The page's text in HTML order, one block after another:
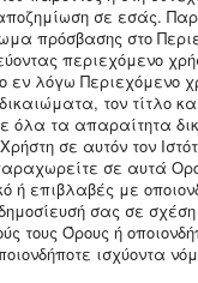
σε εσάς.
πρόσβασης στο
περιεχόμενο
εν λόγω Περιεχόμενο
τον τίτλο
όλα τα απαραίτητα
σε αυτόν τον
σε αυτά
ή επιβλαβές με
σας σε
τους Όρους ή
ισχύοντα